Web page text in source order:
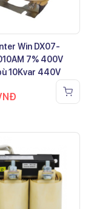
Win DX07-
7% 400V
10Kvar 440V